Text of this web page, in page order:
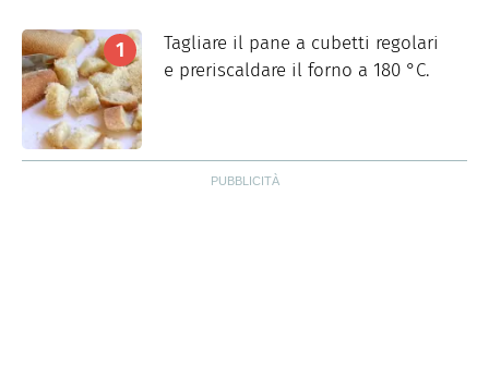
Tagliare il pane a cubetti regolari
e preriscaldare il forno a 180 °C.